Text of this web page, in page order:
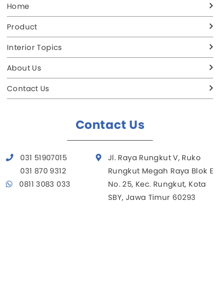
Home
Product
Interior Topics
About Us
Contact Us
Contact Us
031 51907015
031 870 9312
0811 3083 033
Jl. Raya Rungkut V, Ruko
Rungkut Megah Raya Blok E
No. 25, Kec. Rungkut, Kota
SBY, Jawa Timur 60293